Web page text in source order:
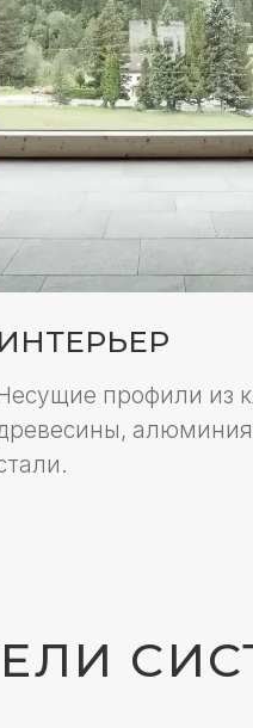
из клеёной
алюминия или
СИСТЕМ
и служат до 80